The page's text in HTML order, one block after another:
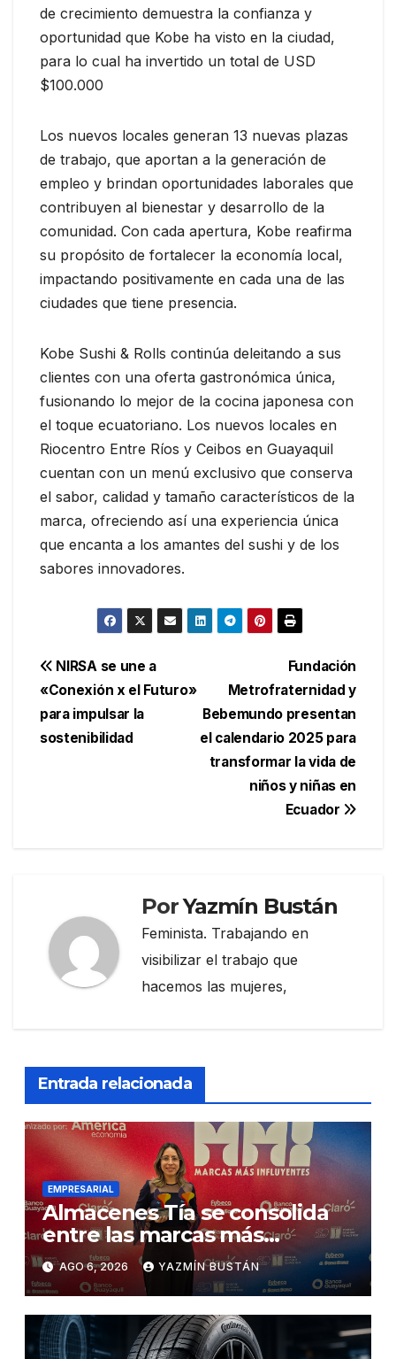
de crecimiento demuestra la confianza y
oportunidad que Kobe ha visto en la ciudad,
para lo cual ha invertido un total de USD
$100.000
Los nuevos locales generan 13 nuevas plazas
de trabajo, que aportan a la generación de
empleo y brindan oportunidades laborales que
contribuyen al bienestar y desarrollo de la
comunidad. Con cada apertura, Kobe reafirma
su propósito de fortalecer la economía local,
impactando positivamente en cada una de las
ciudades que tiene presencia.
Kobe Sushi & Rolls continúa deleitando a sus
clientes con una oferta gastronómica única,
fusionando lo mejor de la cocina japonesa con
el toque ecuatoriano. Los nuevos locales en
Riocentro Entre Ríos y Ceibos en Guayaquil
cuentan con un menú exclusivo que conserva
el sabor, calidad y tamaño característicos de la
marca, ofreciendo así una experiencia única
que encanta a los amantes del sushi y de los
sabores innovadores.
Navegación
de
entradas
Fundación
Metrofraternidad y
Bebemundo presentan
el calendario 2025 para
transformar la vida de
niños y niñas en
Ecuador
NIRSA se une a
«Conexión x el Futuro»
para impulsar la
sostenibilidad
PorYazmín Bustán
Feminista. Trabajando en
visibilizar el trabajo que
hacemos las mujeres,
Entrada relacionada
EMPRESARIAL
Almacenes Tía se consolida
entre las marcas más
influyentes del Ecuador
AGO 6, 2026 YAZMÍN BUSTÁN